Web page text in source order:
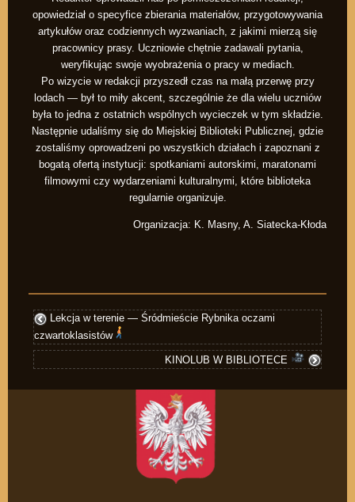
opowiedział o specyfice zbierania materiałów, przygotowywania
artykułów oraz codziennych wyzwaniach, z jakimi mierzą się
pracownicy prasy. Uczniowie chętnie zadawali pytania,
weryfikując swoje wyobrażenia o pracy w mediach.
Po wizycie w redakcji przyszedł czas na małą przerwę przy
lodach — był to miły akcent, szczególnie że dla wielu uczniów
była to jedna z ostatnich wspólnych wycieczek w tym składzie.
Następnie udaliśmy się do Miejskiej Biblioteki Publicznej, gdzie
zostaliśmy oprowadzeni po wszystkich działach i zapoznani z
bogatą ofertą instytucji: spotkaniami autorskimi, maratonami
filmowymi czy wydarzeniami kulturalnymi, które biblioteka
regularnie organizuje.
Organizacja: K. Masny, A. Siatecka-Kłoda
Lekcja w terenie — Śródmieście Rybnika oczami
czwartoklasistów
KINOLUB W BIBLIOTECE